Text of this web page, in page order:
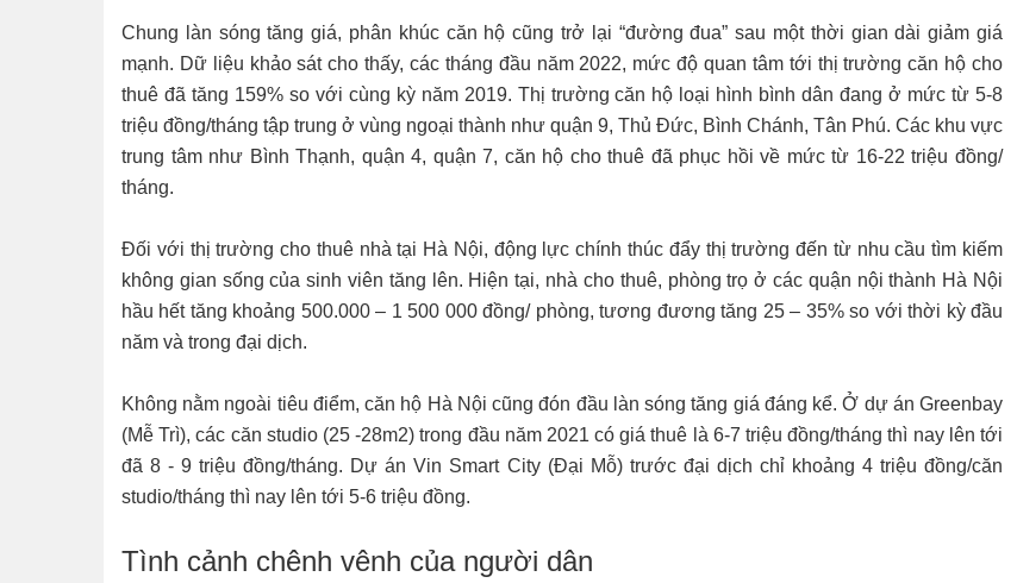
Chung làn sóng tăng giá, phân khúc căn hộ cũng trở lại “đường đua” sau một thời gian dài giảm giá
mạnh. Dữ liệu khảo sát cho thấy, các tháng đầu năm 2022, mức độ quan tâm tới thị trường căn hộ cho
thuê đã tăng 159% so với cùng kỳ năm 2019. Thị trường căn hộ loại hình bình dân đang ở mức từ 5-8
triệu đồng/tháng tập trung ở vùng ngoại thành như quận 9, Thủ Đức, Bình Chánh, Tân Phú. Các khu vực
trung tâm như Bình Thạnh, quận 4, quận 7, căn hộ cho thuê đã phục hồi về mức từ 16-22 triệu đồng/
tháng.
Đối với thị trường cho thuê nhà tại Hà Nội, động lực chính thúc đẩy thị trường đến từ nhu cầu tìm kiếm
không gian sống của sinh viên tăng lên. Hiện tại, nhà cho thuê, phòng trọ ở các quận nội thành Hà Nội
hầu hết tăng khoảng 500.000 – 1 500 000 đồng/ phòng, tương đương tăng 25 – 35% so với thời kỳ đầu
năm và trong đại dịch.
Không nằm ngoài tiêu điểm, căn hộ Hà Nội cũng đón đầu làn sóng tăng giá đáng kể. Ở dự án Greenbay
(Mễ Trì), các căn studio (25 -28m2) trong đầu năm 2021 có giá thuê là 6-7 triệu đồng/tháng thì nay lên tới
đã 8 - 9 triệu đồng/tháng. Dự án Vin Smart City (Đại Mỗ) trước đại dịch chỉ khoảng 4 triệu đồng/căn
studio/tháng thì nay lên tới 5-6 triệu đồng.
Tình cảnh chênh vênh của người dân